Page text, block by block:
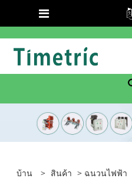
บ้าน > สินค้า > ฉนวนไฟฟ้า